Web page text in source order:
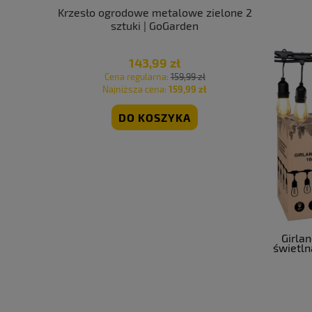
Krzesło ogrodowe metalowe zielone 2
sztuki | GoGarden
143,99 zł
Cena regularna:159,99 zł
Najniższa cena: 159,99 zł
DO KOSZYKA
Stół
meble